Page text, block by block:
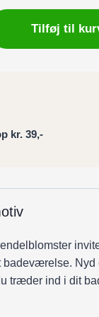
Tilføj til
kr. 39,-
badeværelse. Nyd
træder ind i dit